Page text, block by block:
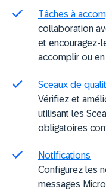
Tâches à
collaboration
et encouragez-
accomplir ou
Sceaux de
Vérifiez et
utilisant les
obligatoires
Notifications
Configurez les
messages